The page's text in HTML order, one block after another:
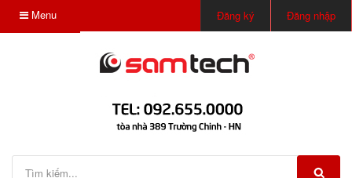
Menu Đăng ký Đăng nhập